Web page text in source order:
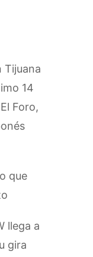
Tijuana
14
Foro,
que
llega a
gira